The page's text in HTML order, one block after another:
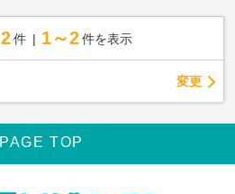
2 件 1～2 件を表示
変更
PAGE TOP